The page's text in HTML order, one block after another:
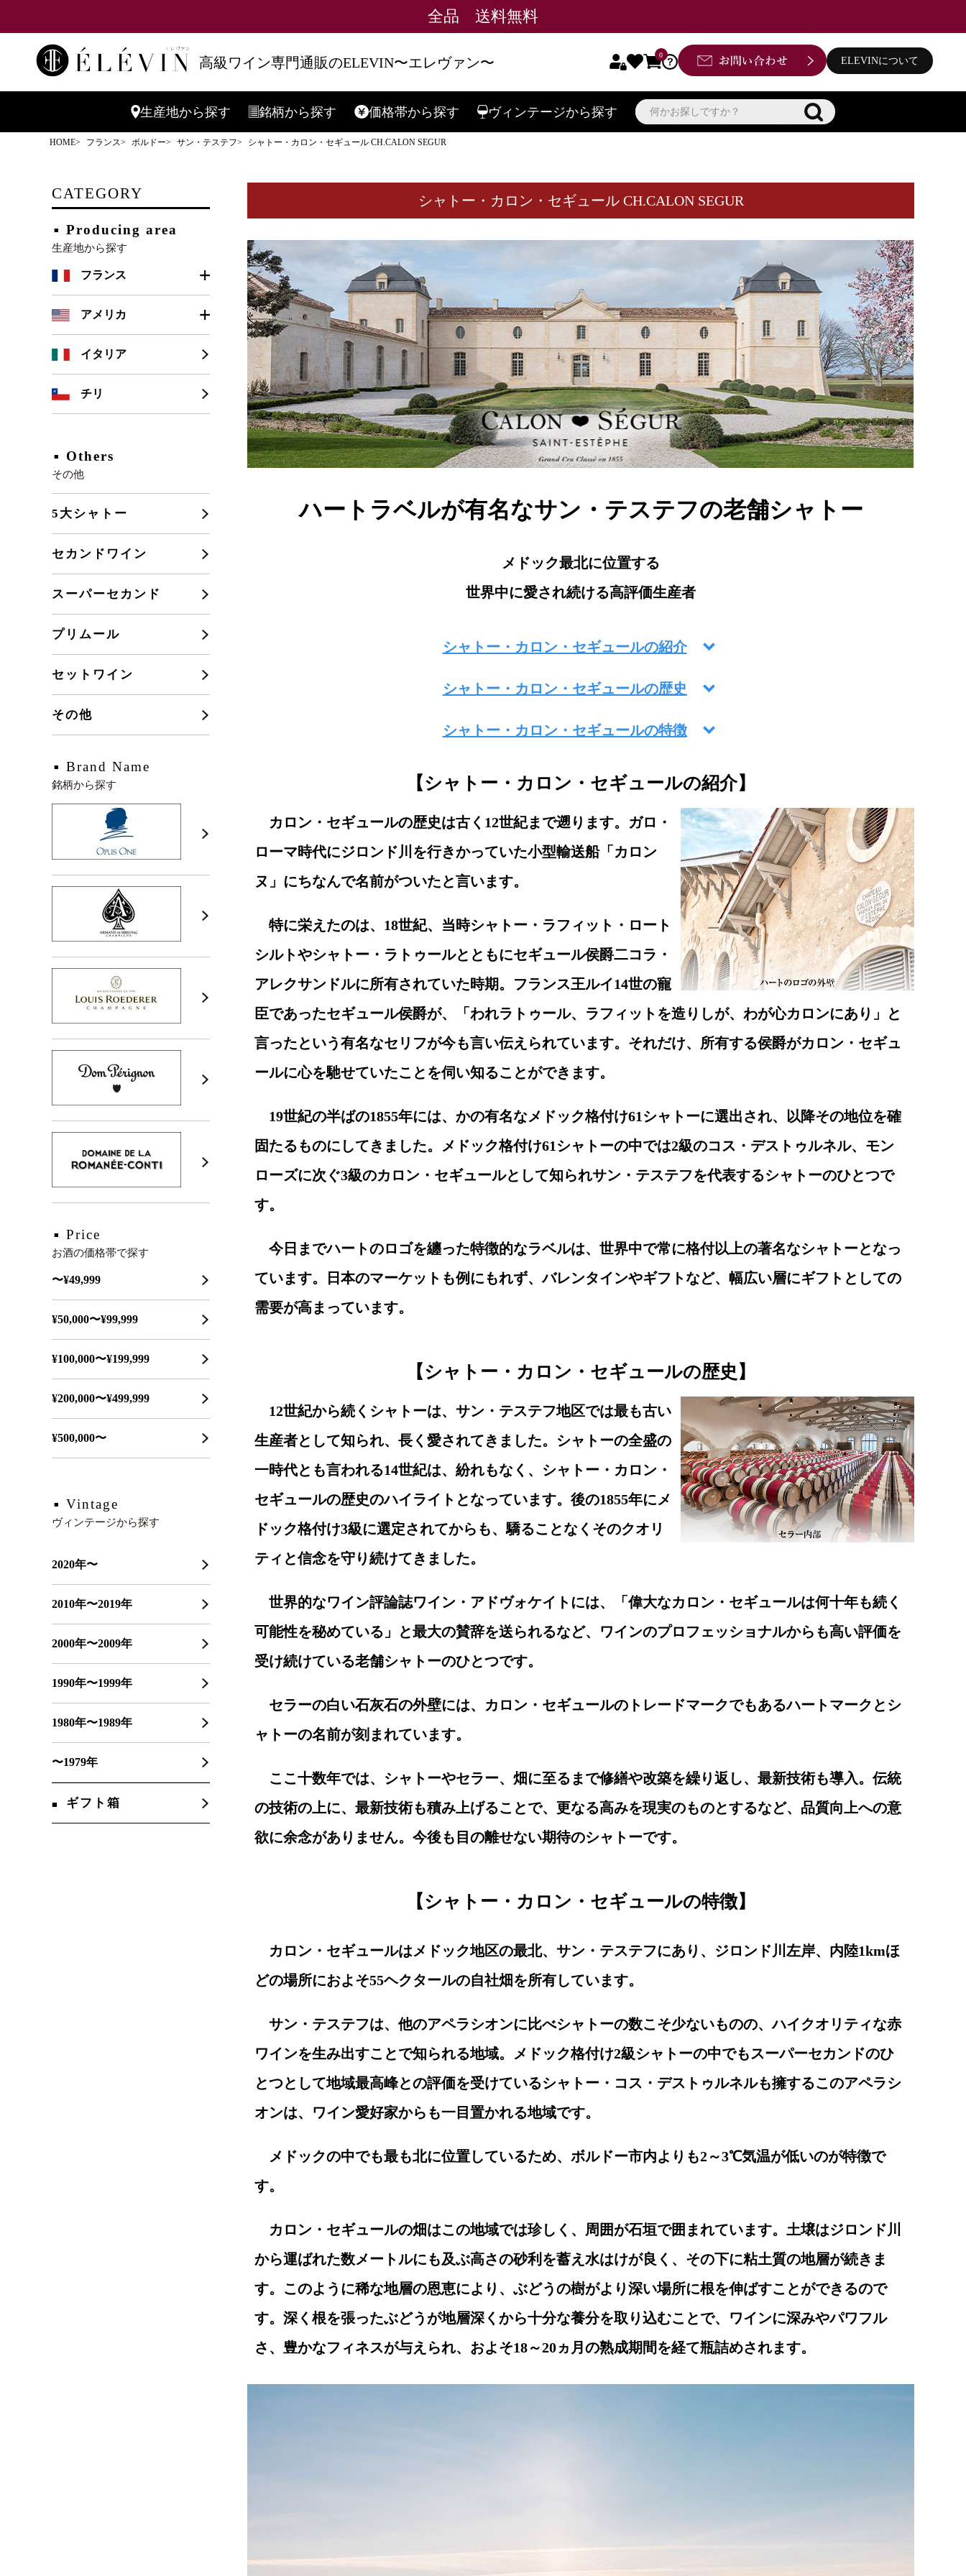
全品 送料無料
高級ワイン専門通販のELEVIN〜エレヴァン〜 0
ELEVINについて
生産地から探す 銘柄から探す 価格帯から探す ヴィンテージから探す
検索
HOME フランス ボルドー サン・テステフ シャトー・カロン・セギュール CH.CALON SEGUR
CATEGORY
Producing area
生産地から探す
フランス
ボルドー
シャンパーニュ
ブルゴーニュ
アメリカ
カリフォルニア
イタリア
チリ
Others
その他
5大シャトー
セカンドワイン
スーパーセカンド
プリムール
セットワイン
その他
Brand Name
銘柄から探す
Price
お酒の価格帯で探す
〜¥49,999
¥50,000〜¥99,999
¥100,000〜¥199,999
¥200,000〜¥499,999
¥500,000〜
Vintage
ヴィンテージから探す
2020年〜
2010年〜2019年
2000年〜2009年
1990年〜1999年
1980年〜1989年
〜1979年
ギフト箱
シャトー・カロン・セギュール CH.CALON SEGUR
ハートラベルが有名なサン・テステフの老舗シャトー
メドック最北に位置する
世界中に愛され続ける高評価生産者
シャトー・カロン・セギュールの紹介
シャトー・カロン・セギュールの歴史
シャトー・カロン・セギュールの特徴
【シャトー・カロン・セギュールの紹介】
カロン・セギュールの歴史は古く12世紀まで遡ります。ガロ・
ローマ時代にジロンド川を行きかっていた小型輸送船「カロン
ヌ」にちなんで名前がついたと言います。
特に栄えたのは、18世紀、当時シャトー・ラフィット・ロート
シルトやシャトー・ラトゥールとともにセギュール侯爵二コラ・
アレクサンドルに所有されていた時期。フランス王ルイ14世の寵
臣であったセギュール侯爵が、「われラトゥール、ラフィットを造りしが、わが心カロンにあり」と
言ったという有名なセリフが今も言い伝えられています。それだけ、所有する侯爵がカロン・セギュ
ールに心を馳せていたことを伺い知ることができます。
19世紀の半ばの1855年には、かの有名なメドック格付け61シャトーに選出され、以降その地位を確
固たるものにしてきました。メドック格付け61シャトーの中では2級のコス・デストゥルネル、モン
ローズに次ぐ3級のカロン・セギュールとして知られサン・テステフを代表するシャトーのひとつで
す。
今日までハートのロゴを纏った特徴的なラベルは、世界中で常に格付以上の著名なシャトーとなっ
ています。日本のマーケットも例にもれず、バレンタインやギフトなど、幅広い層にギフトとしての
需要が高まっています。
【シャトー・カロン・セギュールの歴史】
12世紀から続くシャトーは、サン・テステフ地区では最も古い
生産者として知られ、長く愛されてきました。シャトーの全盛の
一時代とも言われる14世紀は、紛れもなく、シャトー・カロン・
セギュールの歴史のハイライトとなっています。後の1855年にメ
ドック格付け3級に選定されてからも、驕ることなくそのクオリ
ティと信念を守り続けてきました。
世界的なワイン評論誌ワイン・アドヴォケイトには、「偉大なカロン・セギュールは何十年も続く
可能性を秘めている」と最大の賛辞を送られるなど、ワインのプロフェッショナルからも高い評価を
受け続けている老舗シャトーのひとつです。
セラーの白い石灰石の外壁には、カロン・セギュールのトレードマークでもあるハートマークとシ
ャトーの名前が刻まれています。
ここ十数年では、シャトーやセラー、畑に至るまで修繕や改築を繰り返し、最新技術も導入。伝統
の技術の上に、最新技術も積み上げることで、更なる高みを現実のものとするなど、品質向上への意
欲に余念がありません。今後も目の離せない期待のシャトーです。
【シャトー・カロン・セギュールの特徴】
カロン・セギュールはメドック地区の最北、サン・テステフにあり、ジロンド川左岸、内陸1kmほ
どの場所におよそ55ヘクタールの自社畑を所有しています。
サン・テステフは、他のアペラシオンに比べシャトーの数こそ少ないものの、ハイクオリティな赤
ワインを生み出すことで知られる地域。メドック格付け2級シャトーの中でもスーパーセカンドのひ
とつとして地域最高峰との評価を受けているシャトー・コス・デストゥルネルも擁するこのアペラシ
オンは、ワイン愛好家からも一目置かれる地域です。
メドックの中でも最も北に位置しているため、ボルドー市内よりも2～3℃気温が低いのが特徴で
す。
カロン・セギュールの畑はこの地域では珍しく、周囲が石垣で囲まれています。土壌はジロンド川
から運ばれた数メートルにも及ぶ高さの砂利を蓄え水はけが良く、その下に粘土質の地層が続きま
す。このように稀な地層の恩恵により、ぶどうの樹がより深い場所に根を伸ばすことができるので
す。深く根を張ったぶどうが地層深くから十分な養分を取り込むことで、ワインに深みやパワフル
さ、豊かなフィネスが与えられ、およそ18～20ヵ月の熟成期間を経て瓶詰めされます。